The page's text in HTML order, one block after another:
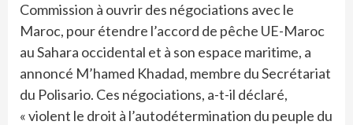
Commission à ouvrir des négociations avec le
Maroc, pour étendre l’accord de pêche UE-Maroc
au Sahara occidental et à son espace maritime, a
annoncé M’hamed Khadad, membre du Secrétariat
du Polisario. Ces négociations, a-t-il déclaré,
« violent le droit à l’autodétermination du peuple du